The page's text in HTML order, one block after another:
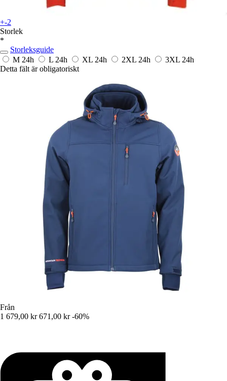
+-2
Storlek
*
Storleksguide
M 24h L 24h XL 24h 2XL 24h 3XL 24h
Detta fält är obligatoriskt
Från
1 679,00 kr 671,00 kr -60%